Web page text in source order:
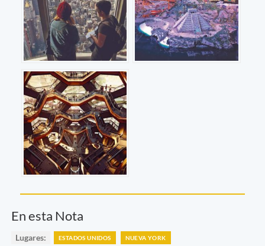
En esta Nota
Lugares: ESTADOS UNIDOS NUEVA YORK